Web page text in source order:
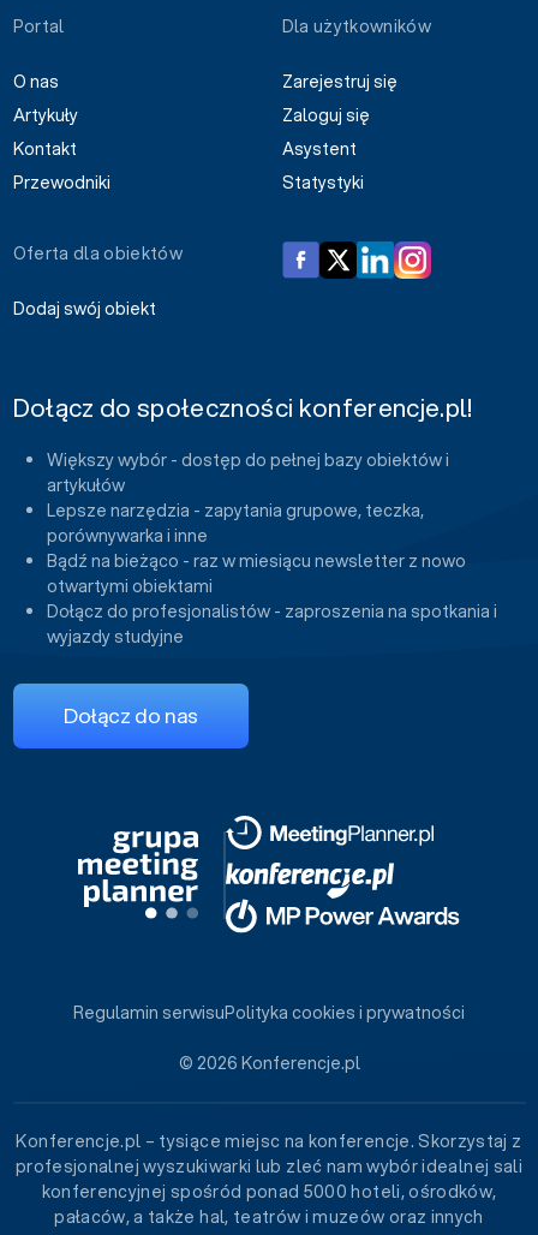
Portal
O nas
Artykuły
Kontakt
Przewodniki
Dla użytkowników
Zarejestruj się
Zaloguj się
Asystent
Statystyki
Oferta dla obiektów
Dodaj swój obiekt
Dołącz do społeczności konferencje.pl!
Większy wybór - dostęp do pełnej bazy obiektów i
artykułów
Lepsze narzędzia - zapytania grupowe, teczka,
porównywarka i inne
Bądź na bieżąco - raz w miesiącu newsletter z nowo
otwartymi obiektami
Dołącz do profesjonalistów - zaproszenia na spotkania i
wyjazdy studyjne
Dołącz do nas
© 2026 Konferencje.pl
Regulamin serwisuPolityka cookies i prywatności
Konferencje.pl – tysiące miejsc na konferencje. Skorzystaj z
profesjonalnej wyszukiwarki lub zleć nam wybór idealnej sali
konferencyjnej spośród ponad 5000 hoteli, ośrodków,
pałaców, a także hal, teatrów i muzeów oraz innych